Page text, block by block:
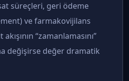
süreçleri, geri ödeme
ve farmakovijilans
“zamanlamasını”
değişirse değer dramatik